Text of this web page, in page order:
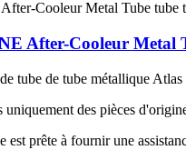
After-Cooleur Metal
tube de tube métallique
des pièces
prête à fournir une